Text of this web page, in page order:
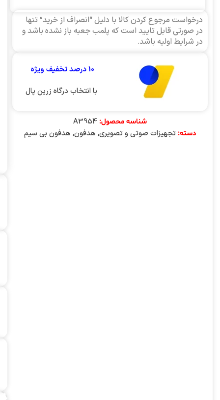
درخواست مرجوع کردن کالا با دلیل “انصراف از خرید” تنها
در صورتی قابل تایید است که پلمب جعبه باز نشده باشد و
در شرایط اولیه باشد.
10 درصد تخفیف ویژه
با انتخاب درگاه زرین پال
شناسه محصول: A3954
دسته: تجهیزات صوتی و تصویری, هدفون, هدفون بی سیم